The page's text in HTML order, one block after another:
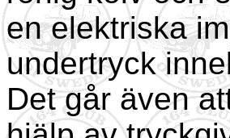
en elektriska
undertryck
Det går även